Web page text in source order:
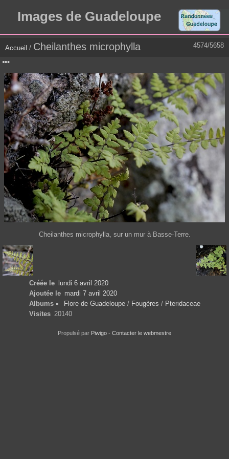
Images de Guadeloupe
4574/5658
Accueil / Cheilanthes microphylla
Cheilanthes microphylla, sur un mur à Basse-Terre.
Créée le
lundi 6 avril 2020
Ajoutée le mardi 7 avril 2020
Albums
Flore de Guadeloupe/ Fougères / Pteridaceae
Visites 20140
Propulsé par Piwigo - Contacter le webmestre